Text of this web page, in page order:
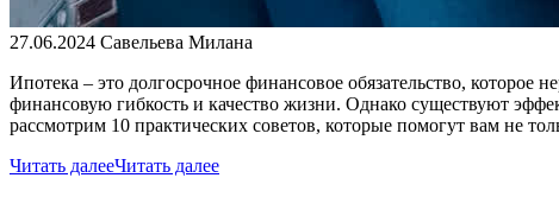
27.06.2024 Савельева Милана
Ипотека – это долгосрочное финансовое обязательство,
финансовую гибкость и качество жизни. Однако существуют
рассмотрим 10 практических советов, которые помогут вам не
Читать далееЧитать далее